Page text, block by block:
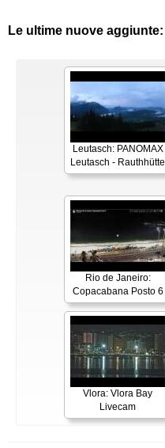
Le ultime nuove aggiunte:
Leutasch: PANOMAX
Leutasch - Rauthhütte
Rio de Janeiro:
Copacabana Posto 6
Vlora: Vlora Bay
Livecam